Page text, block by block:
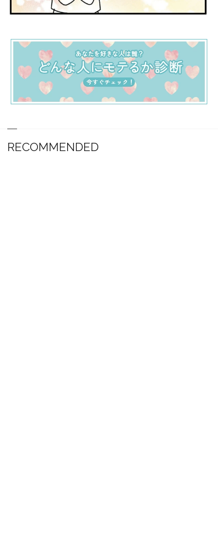
RECOMMENDED